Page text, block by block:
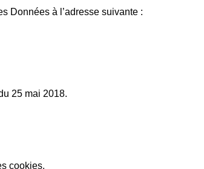
Données à l’adresse suivante :
25 mai 2018.
cookies.